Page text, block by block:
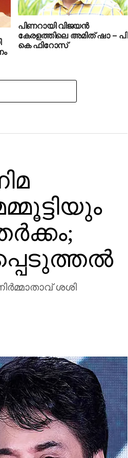
പിണറായി വിജയൻ
കേരളത്തിലെ അമിത് ഷാ – പി
കെ ഫിറോസ്
ശശി